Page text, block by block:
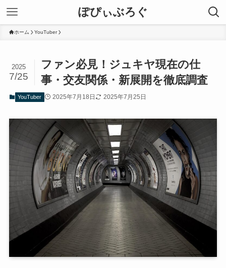
ぽぴぃぶろぐ
ホーム YouTuber
ファン必見！ジュキヤ現在の仕
事・交友関係・新展開を徹底調査
2025
7/25
YouTuber 2025年7月18日 2025年7月25日